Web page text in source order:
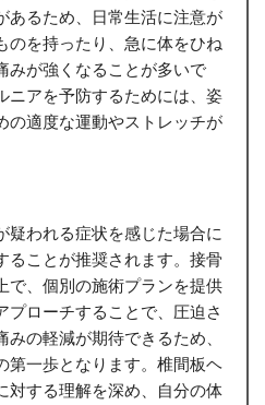
あるため、日常生活に注意が
のを持ったり、急に体をひね
みが強くなることが多いで
ニアを予防するためには、姿
の適度な運動やストレッチが
われる症状を感じた場合に
ることが推奨されます。接骨
で、個別の施術プランを提供
プローチすることで、圧迫さ
の軽減が期待できるため、
第一歩となります。椎間板ヘ
対する理解を深め、自分の体